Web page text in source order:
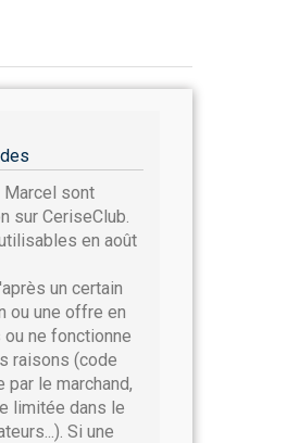
sont
sur CeriseClub.
en août
un certain
ou une offre en
ne fonctionne
raisons (code
le marchand,
limitée dans le
Si une